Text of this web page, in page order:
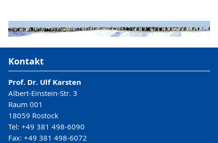
Kontakt
Prof. Dr. Ulf Karsten
Albert-Einstein-Str. 3
Raum 001
18059 Rostock
Tel: +49 381 498-6090
Fax: +49 381 498-6072